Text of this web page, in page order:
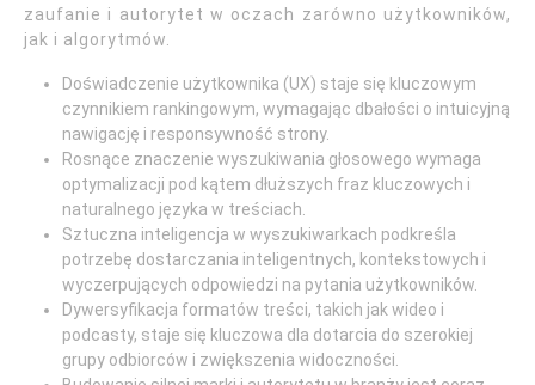
zaufanie i autorytet w oczach zarówno użytkowników,
jak i algorytmów.
Doświadczenie użytkownika (UX) staje się kluczowym
czynnikiem rankingowym, wymagając dbałości o intuicyjną
nawigację i responsywność strony.
Rosnące znaczenie wyszukiwania głosowego wymaga
optymalizacji pod kątem dłuższych fraz kluczowych i
naturalnego języka w treściach.
Sztuczna inteligencja w wyszukiwarkach podkreśla
potrzebę dostarczania inteligentnych, kontekstowych i
wyczerpujących odpowiedzi na pytania użytkowników.
Dywersyfikacja formatów treści, takich jak wideo i
podcasty, staje się kluczowa dla dotarcia do szerokiej
grupy odbiorców i zwiększenia widoczności.